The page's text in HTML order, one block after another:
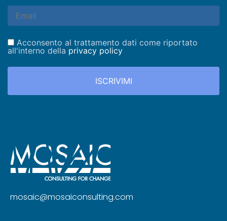
Acconsento al trattamento dati come riportato
all'interno della privacy policy
mosaic@mosaiconsulting.com